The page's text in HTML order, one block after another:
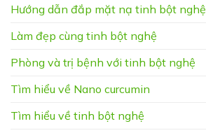
Hướng dẫn đắp mặt nạ tinh bột nghệ
Làm đẹp cùng tinh bột nghệ
Phòng và trị bệnh với tinh bột nghệ
Tìm hiểu về Nano curcumin
Tìm hiểu về tinh bột nghệ